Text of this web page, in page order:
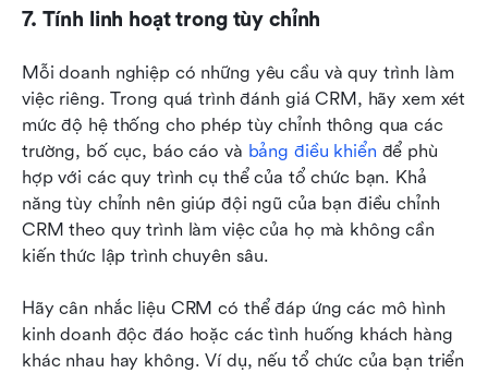
7. Tính linh hoạt trong tùy chỉnh
Mỗi doanh nghiệp có những yêu cầu và quy trình làm
việc riêng. Trong quá trình đánh giá CRM, hãy xem xét
mức độ hệ thống cho phép tùy chỉnh thông qua các
trường, bố cục, báo cáo và bảng điều khiển để phù
hợp với các quy trình cụ thể của tổ chức bạn. Khả
năng tùy chỉnh nên giúp đội ngũ của bạn điều chỉnh
CRM theo quy trình làm việc của họ mà không cần
kiến thức lập trình chuyên sâu.
Hãy cân nhắc liệu CRM có thể đáp ứng các mô hình
kinh doanh độc đáo hoặc các tình huống khách hàng
khác nhau hay không. Ví dụ, nếu tổ chức của bạn triển